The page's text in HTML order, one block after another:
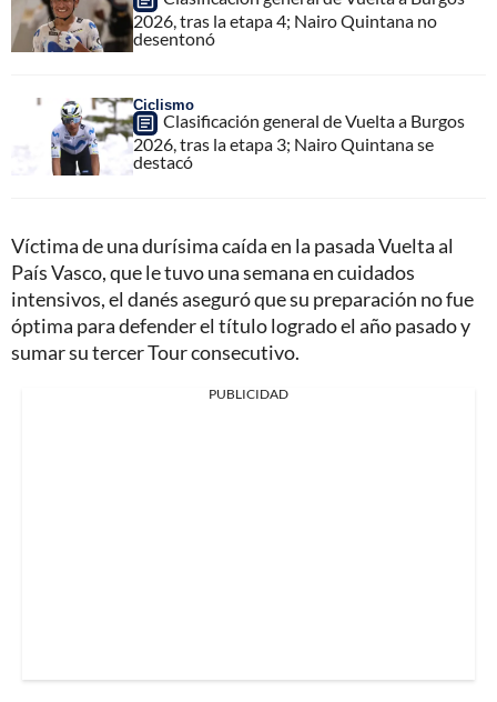
2026, tras la etapa 4; Nairo Quintana no
desentonó
Ciclismo
Clasificación general de Vuelta a Burgos
2026, tras la etapa 3; Nairo Quintana se
destacó
Víctima de una durísima caída en la pasada Vuelta al
País Vasco, que le tuvo una semana en cuidados
intensivos, el danés aseguró que su preparación no fue
óptima para defender el título logrado el año pasado y
sumar su tercer Tour consecutivo.
PUBLICIDAD